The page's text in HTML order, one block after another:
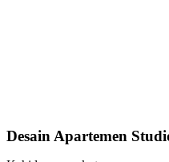
Desain Apartemen